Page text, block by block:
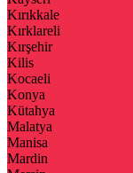
Kırıkkale
Kırklareli
Kırşehir
Kilis
Kocaeli
Konya
Kütahya
Malatya
Manisa
Mardin